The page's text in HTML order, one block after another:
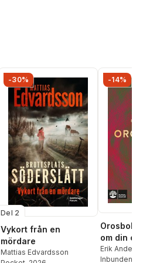
-30%
Del 2
Vykort från en
mördare
Mattias Edvardsson
-14%
Orosboken :
om din oro i
Erik Andersson
Wahlund
Inbunden